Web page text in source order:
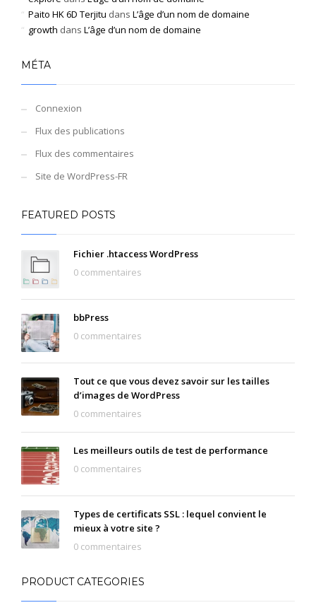
Paito HK 6D Terjitu dans L’âge d’un nom de domaine
growth dans L’âge d’un nom de domaine
MÉTA
Connexion
Flux des publications
Flux des commentaires
Site de WordPress-FR
FEATURED POSTS
Fichier .htaccess WordPress
0 commentaires
bbPress
0 commentaires
Tout ce que vous devez savoir sur les tailles
d’images de WordPress
0 commentaires
Les meilleurs outils de test de performance
0 commentaires
Types de certificats SSL : lequel convient le
mieux à votre site ?
0 commentaires
PRODUCT CATEGORIES